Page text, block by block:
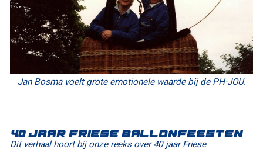
Jan Bosma voelt grote emotionele waarde bij de PH-JOU.
40 jaar Friese Ballonfeesten
Dit verhaal hoort bij onze reeks over 40 jaar Friese